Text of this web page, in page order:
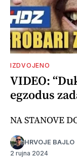
IZDVOJENO
VIDEO:
egzodus
NA STANOVE
HRVOJE BAJLO
2 rujna 2024